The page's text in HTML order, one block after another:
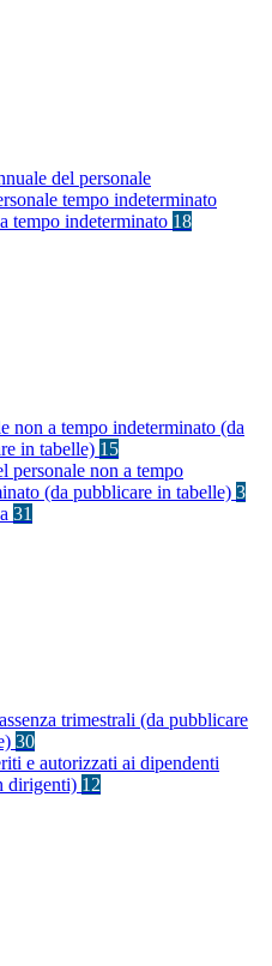
del personale
tempo indeterminato
tempo indeterminato 18
non a tempo indeterminato (da
in tabelle) 15
personale non a tempo
(da pubblicare in tabelle) 3
31
trimestrali (da pubblicare
30
e autorizzati ai dipendenti
dirigenti) 12